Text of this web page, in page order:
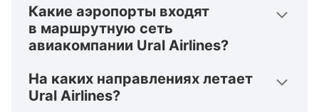
Какие аэропорты входят
в маршрутную сеть
авиакомпании Ural Airlines?
Домодедово (DME), Пулково (LED), Храброво (KGD),
Адлер (AER), Душанбе (DYU) и другие.
На каких направлениях летает
Ural Airlines?